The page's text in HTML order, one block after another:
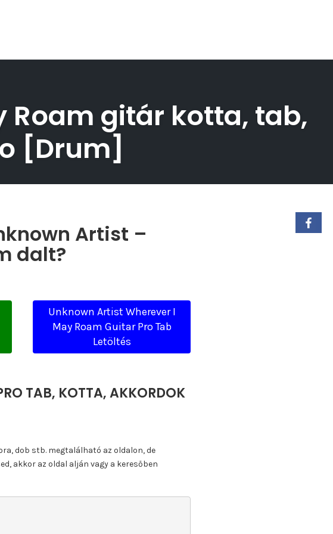
Roam gitár kotta, tab,
[Drum]
Artist –
dalt?
Unknown Artist Wherever I
May Roam Guitar Pro Tab
Letöltés
TAB, KOTTA, AKKORDOK
dob stb. megtalálható az oldalon, de
akkor az oldal alján vagy a keresőben